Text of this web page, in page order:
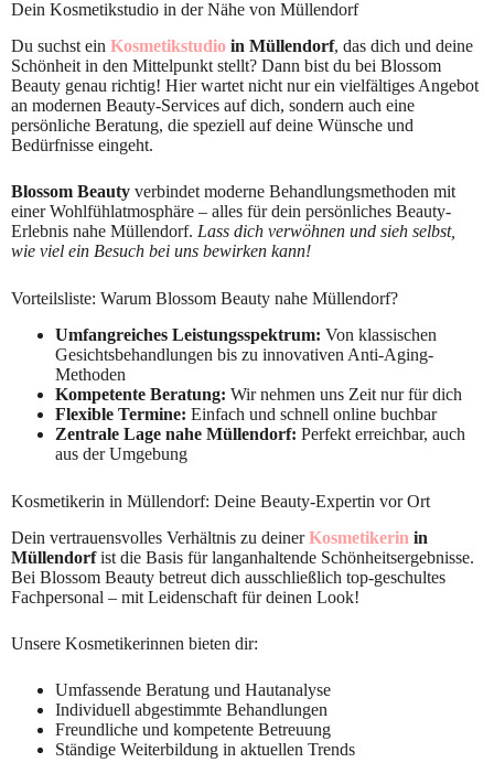
Dein Kosmetikstudio in der Nähe von Müllendorf
Du suchst ein Kosmetikstudio in Müllendorf, das dich und deine
Schönheit in den Mittelpunkt stellt? Dann bist du bei Blossom
Beauty genau richtig! Hier wartet nicht nur ein vielfältiges Angebot
an modernen Beauty-Services auf dich, sondern auch eine
persönliche Beratung, die speziell auf deine Wünsche und
Bedürfnisse eingeht.
Blossom Beauty verbindet moderne Behandlungsmethoden mit
einer Wohlfühlatmosphäre – alles für dein persönliches Beauty-
Erlebnis nahe Müllendorf. Lass dich verwöhnen und sieh selbst,
wie viel ein Besuch bei uns bewirken kann!
Vorteilsliste: Warum Blossom Beauty nahe Müllendorf?
Umfangreiches Leistungsspektrum: Von klassischen
Gesichtsbehandlungen bis zu innovativen Anti-Aging-
Methoden
Kompetente Beratung: Wir nehmen uns Zeit nur für dich
Flexible Termine: Einfach und schnell online buchbar
Zentrale Lage nahe Müllendorf: Perfekt erreichbar, auch
aus der Umgebung
Kosmetikerin in Müllendorf: Deine Beauty-Expertin vor Ort
Dein vertrauensvolles Verhältnis zu deinerKosmetikerin in
Müllendorfist die Basis für langanhaltende Schönheitsergebnisse.
Bei Blossom Beauty betreut dich ausschließlich top-geschultes
Fachpersonal – mit Leidenschaft für deinen Look!
Unsere Kosmetikerinnen bieten dir:
Umfassende Beratung und Hautanalyse
Individuell abgestimmte Behandlungen
Freundliche und kompetente Betreuung
Ständige Weiterbildung in aktuellen Trends